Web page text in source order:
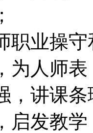
职业操
为人师表
，讲课
启发教学